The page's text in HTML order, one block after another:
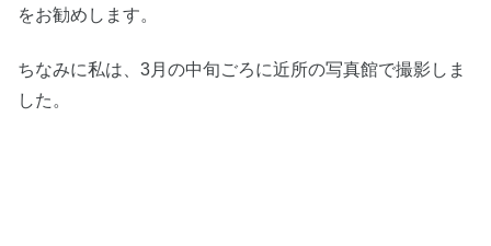
をお勧めします。
ちなみに私は、3月の中旬ごろに近所の写真館で撮影しま
した。